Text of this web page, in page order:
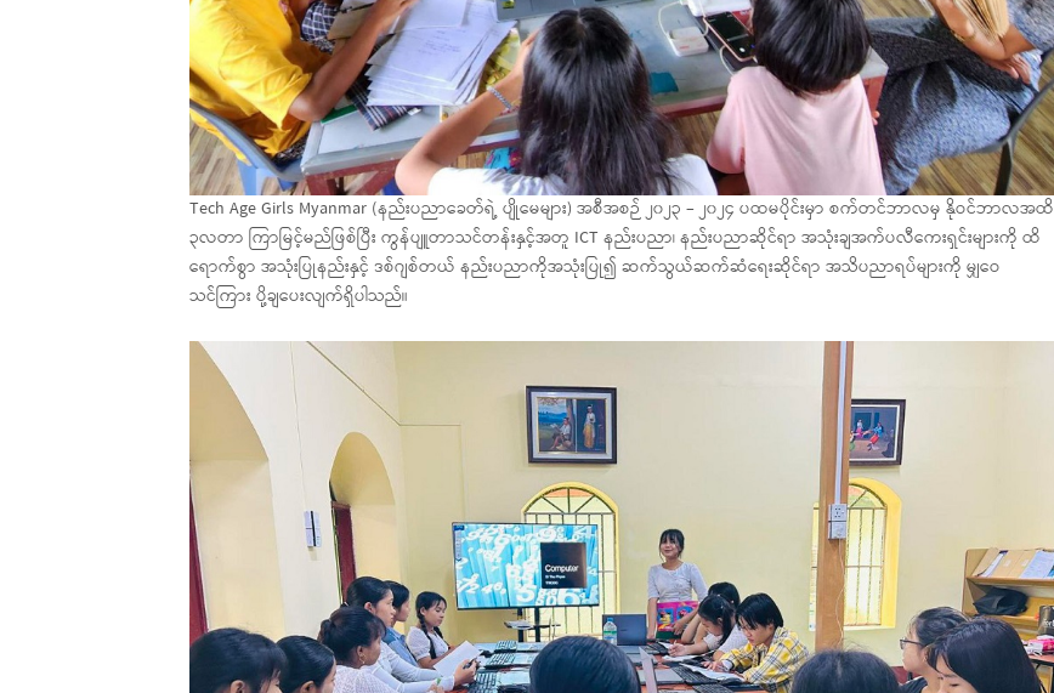
Tech Age Girls Myanmar (နည်းပညာခေတ်ရဲ့ ပျိုမေများ) အစီအစဉ် ၂၀၂၃ – ၂၀၂၄ ပထမပိုင်းမှာ စက်တင်ဘာလမှ နိုဝင်ဘာလအထိ
၃လတာ ကြာမြင့်မည်ဖြစ်ပြီး ကွန်ပျူတာသင်တန်းနှင့်အတူ ICT နည်းပညာ၊ နည်းပညာဆိုင်ရာ အသုံးချအက်ပလီကေးရှင်းများကို ထိ
ရောက်စွာ အသုံးပြုနည်းနှင့် ဒစ်ဂျစ်တယ် နည်းပညာကိုအသုံးပြု၍ ဆက်သွယ်ဆက်ဆံရေးဆိုင်ရာ အသိပညာရပ်များကို မျှဝေ
သင်ကြား ပို့ချပေးလျက်ရှိပါသည်။